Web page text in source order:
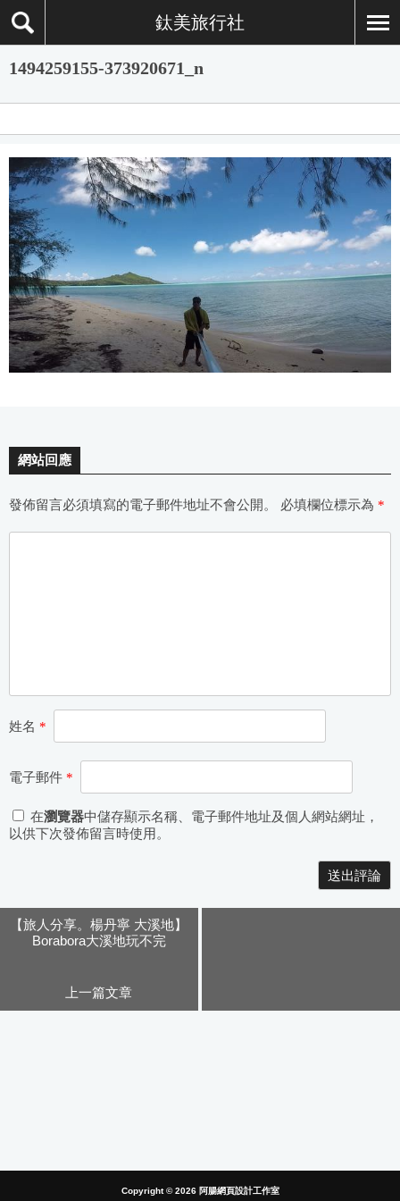
鈦美旅行社
1494259155-373920671_n
網站回應
發佈留言必須填寫的電子郵件地址不會公開。 必填欄位標示為 *
姓名 *
電子郵件 *
在瀏覽器中儲存顯示名稱、電子郵件地址及個人網站網址，
以供下次發佈留言時使用。
【旅人分享。楊丹寧 大溪地】
Borabora大溪地玩不完
上一篇文章
Copyright © 2026 阿腸網頁設計工作室